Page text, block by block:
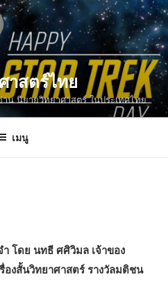
าสตร์ไทย
าน นิยายวิทยาศาสตร์ ในประเทศไทย
เมนู
ำ โดย นทธี ศศิวิมล เจ้าของ
องสั้นวิทยาศาสตร์ รางวัลมติชน